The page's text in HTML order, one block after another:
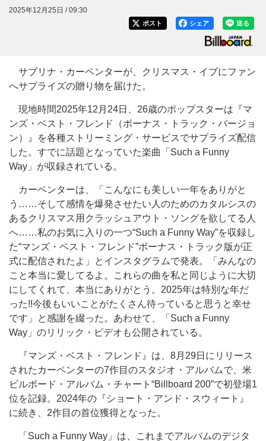
2025年12月25日 / 09:30
送る
シェア
ポスト
サブリナ・カーペンターが、クリスマス・イブにファン
へサプライズの贈り物を届けた。
現地時間2025年12月24日、26歳のポップスターは『マ
ンズ・ベスト・フレンド（ボーナス・トラック・バージョ
ン）』を各種ストリーミング・サービスでサプライズ配信
した。すでに話題となっていた楽曲「Such a Funny
Way」が収録されている。
カーペンターは、「こんなにも美しい一年をありがと
う……そして感情を爆発させたい人のためのカタルシスの
あるクリスマス用クラッシュアウト・ソングを欲してる人
へ……私のお気に入りの一つ“Such a Funny Way”を収録し
た“マンズ・ベスト・フレンド”ボーナス・トラック版が正
式に配信されたよ」とインスタグラムで発表。「みんなの
こと本当に愛してるよ。これらの曲を私と同じように大切
にしてくれて、本当にありがとう。2025年は特別な年だ
った!!今後もいいことがたくさん待っていると思うと幸せ
です」と感謝を綴った。あわせて、「Such a Funny
Way」のリリック・ビデオも公開されている。
『マンズ・ベスト・フレンド』は、8月29日にリリース
されたカーペンターの7作目のスタジオ・アルバムで、米
ビルボード・アルバム・チャート“Billboard 200”で初登場1
位を記録。2024年の『ショート・アンド・スウィート』
に続き、2作目の首位獲得となった。
「Such a Funny Way」は、これまでアルバムのデジタ